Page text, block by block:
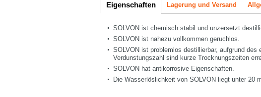
Eigenschaften Lagerung und Versand
SOLVON ist chemisch stabil und unzersetzt
SOLVON ist nahezu vollkommen geruchlos.
SOLVON ist problemlos destillierbar, aufgrund
Verdunstungszahl sind kurze Trocknungszeiten
SOLVON hat antikorrosive Eigenschaften.
Die Wasserlöslichkeit von SOLVON liegt unter 20